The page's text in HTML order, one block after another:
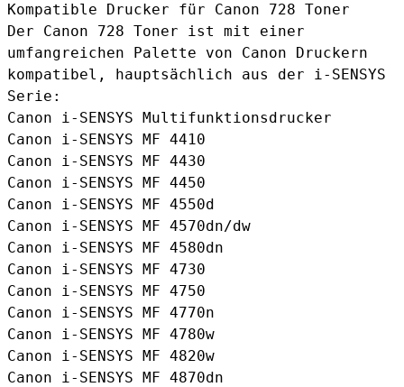
Kompatible Drucker für Canon 728 Toner
Der Canon 728 Toner ist mit einer
umfangreichen Palette von Canon Druckern
kompatibel, hauptsächlich aus der i-SENSYS
Serie:
Canon i-SENSYS Multifunktionsdrucker
Canon i-SENSYS MF 4410
Canon i-SENSYS MF 4430
Canon i-SENSYS MF 4450
Canon i-SENSYS MF 4550d
Canon i-SENSYS MF 4570dn/dw
Canon i-SENSYS MF 4580dn
Canon i-SENSYS MF 4730
Canon i-SENSYS MF 4750
Canon i-SENSYS MF 4770n
Canon i-SENSYS MF 4780w
Canon i-SENSYS MF 4820w
Canon i-SENSYS MF 4870dn